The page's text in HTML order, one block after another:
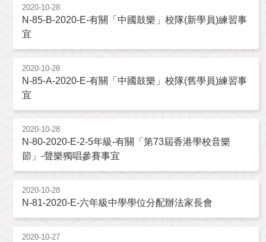
2020-10-28
N-85-B-2020-E-有關「中國鼓樂」校隊(新學員)練習事
宜
2020-10-28
N-85-A-2020-E-有關「中國鼓樂」校隊(舊學員)練習事
宜
2020-10-28
N-80-2020-E-2-5年級-有關「第73屆香港學校音樂
節」-聲樂獨唱參賽事宜
2020-10-28
N-81-2020-E-六年級中學學位分配辦法家長會
2020-10-27